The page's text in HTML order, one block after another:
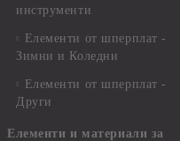
инструменти
Елементи от шперплат -
Зимни и Коледни
Елементи от шперплат -
Други
Елементи и материали за